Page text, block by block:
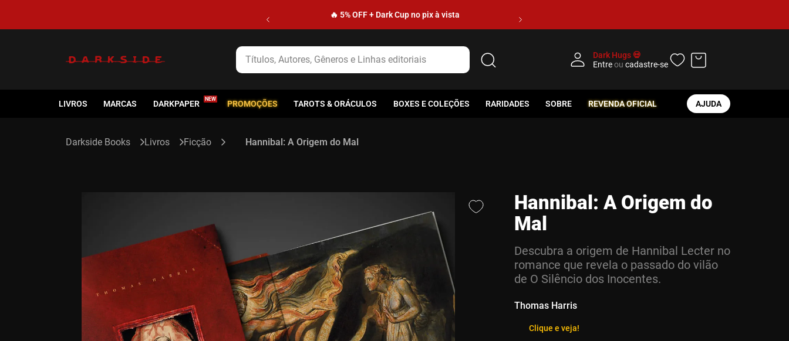
🔥 5% OFF + Dark Cup no pix à vista
Títulos, Autores, Gêneros e Linhas editoriais
Dark Hugs 💀
Entreou cadastre-se
LIVROS MARCAS DARKPAPER PROMOÇÕES TAROTS & ORÁCULOS BOXES E COLEÇÕES RARIDADES SOBRE REVENDA OFICIAL AJUDA
Livros Ficção Hannibal: A Origem do Mal
Hannibal: A Origem do
Mal
Descubra a origem de Hannibal Lecter no
romance que revela o passado do vilão
de O Silêncio dos Inocentes.
Thomas Harris
Clique e veja!